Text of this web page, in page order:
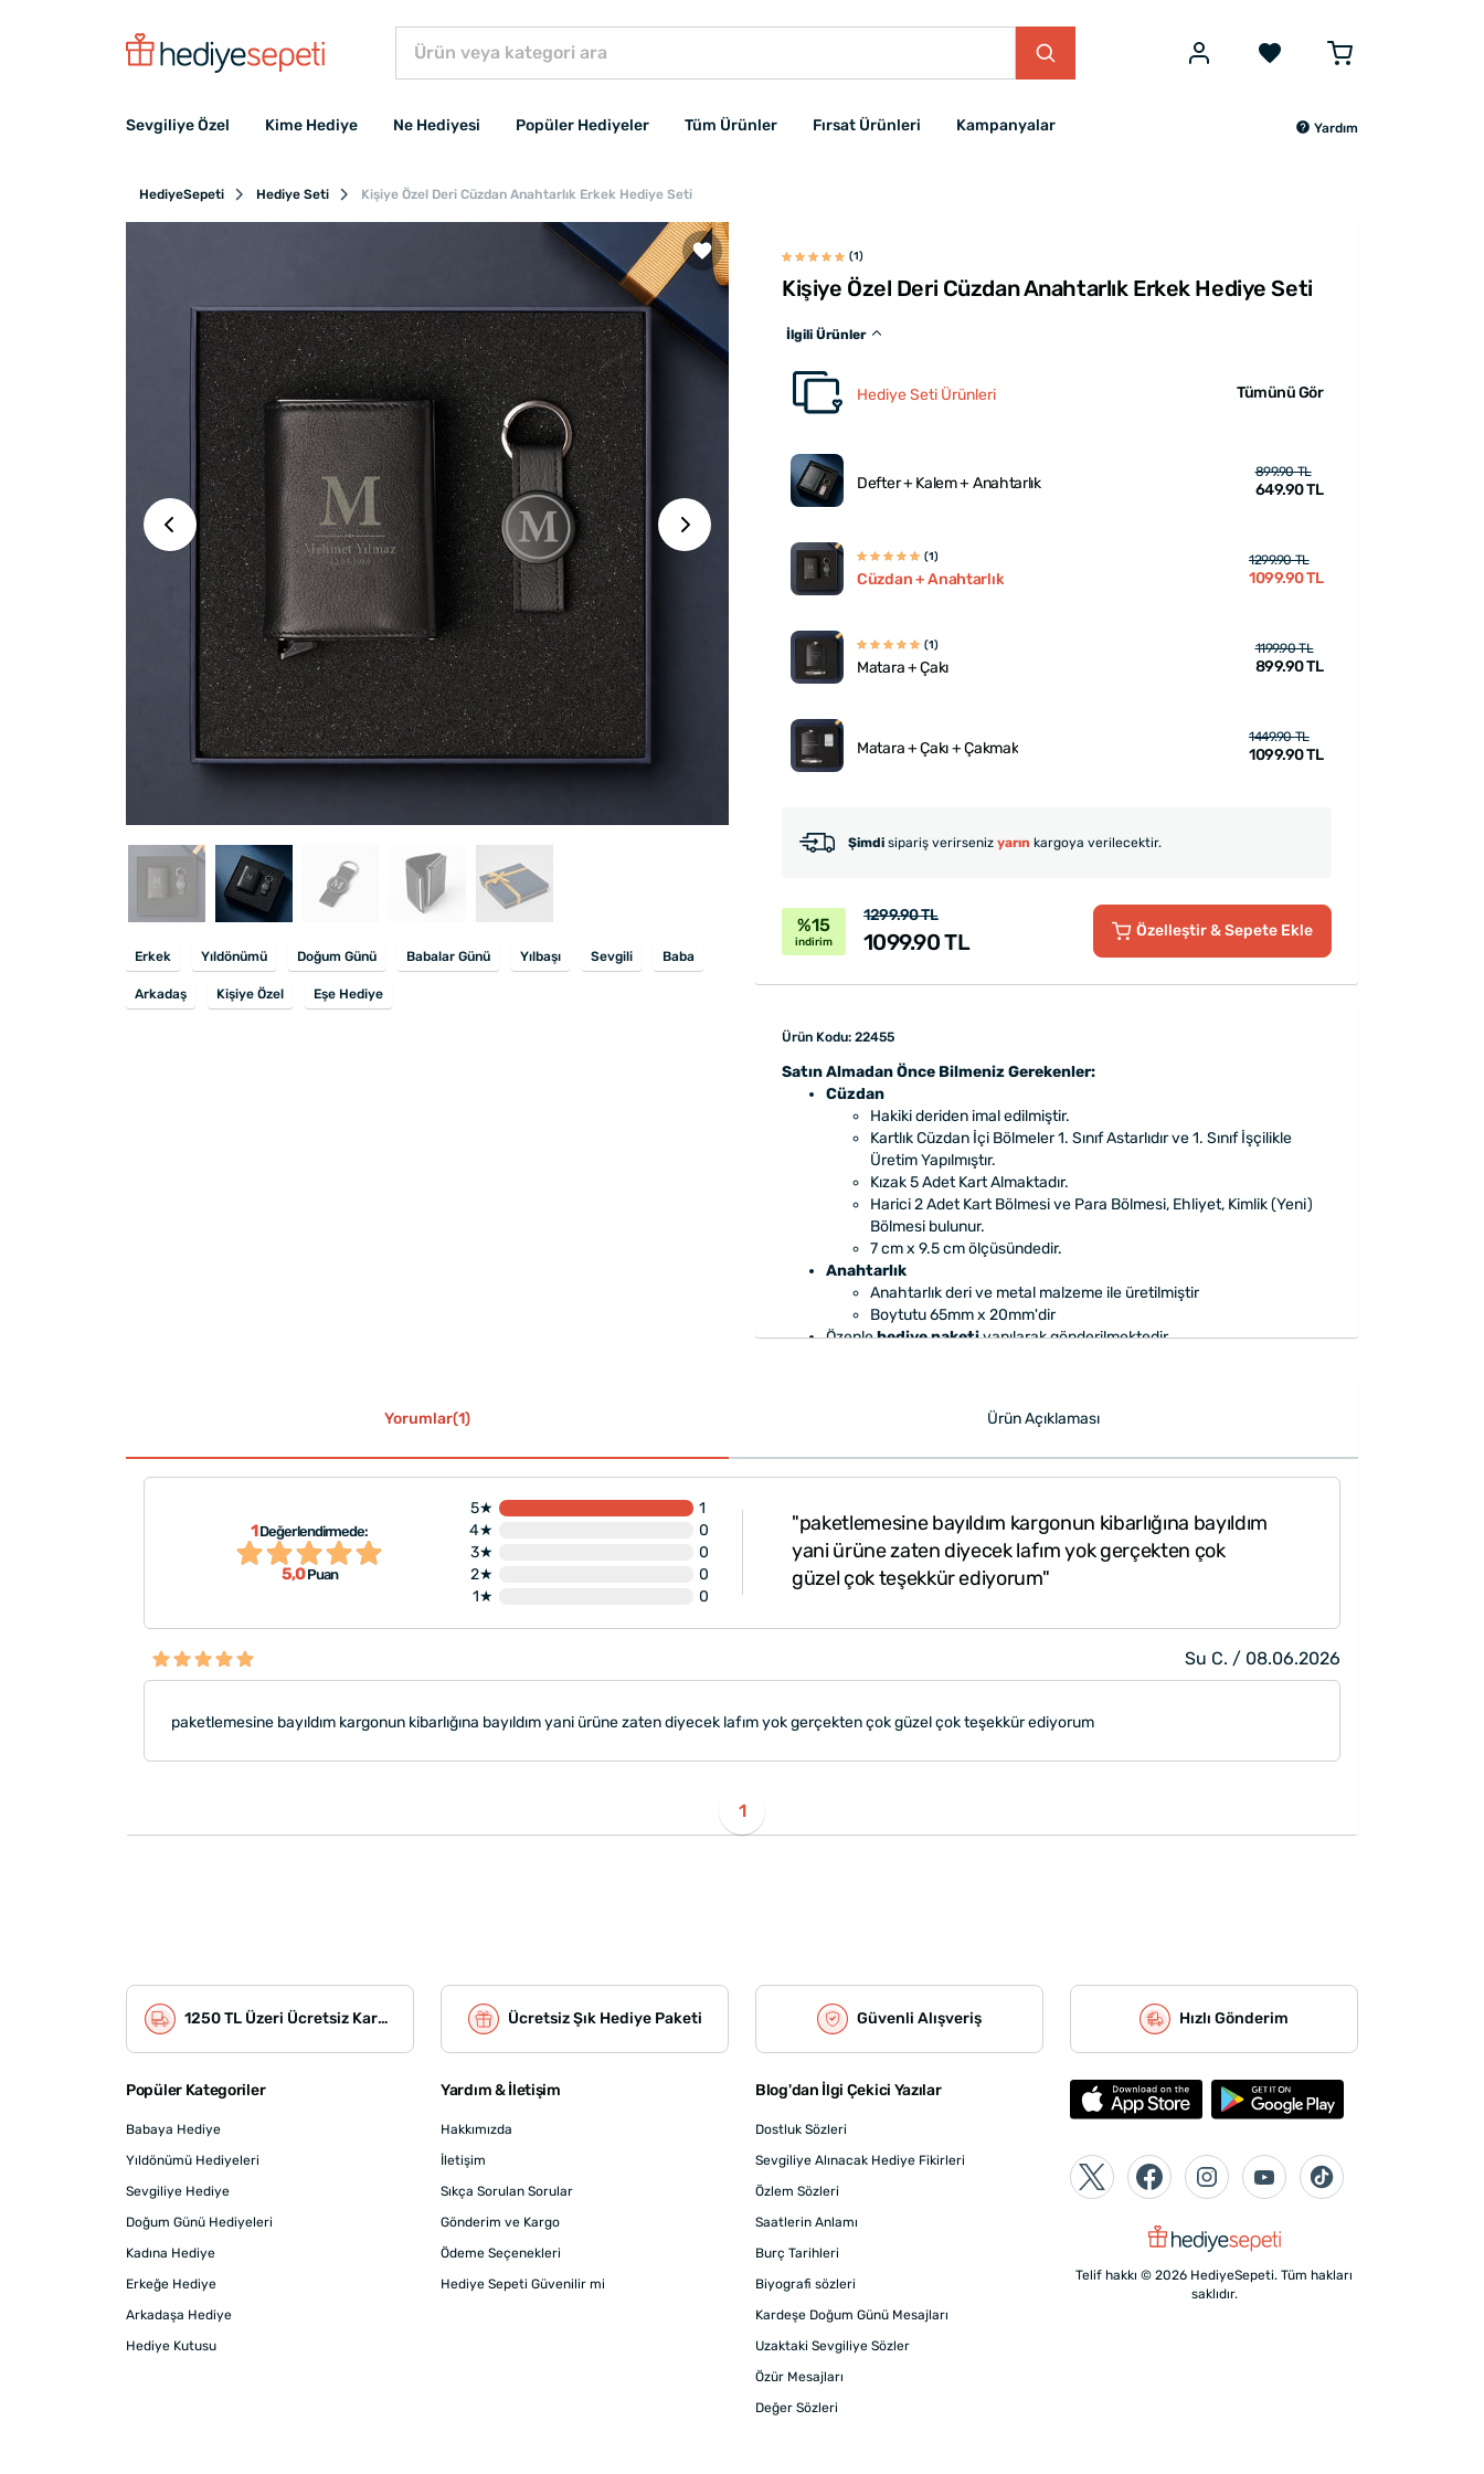
Sevgiliye Özel Kime Hediye Ne Hediyesi Popüler Hediyeler Tüm Ürünler Fırsat Ürünleri Kampanyalar Yardım
HediyeSepeti Hediye Seti Kişiye Özel Deri Cüzdan Anahtarlık Erkek Hediye Seti
Erkek Yıldönümü Doğum Günü Babalar Günü Yılbaşı Sevgili Baba
Arkadaş Kişiye Özel Eşe Hediye
(1)
Kişiye Özel Deri Cüzdan Anahtarlık Erkek Hediye Seti
İlgili Ürünler
Hediye Seti Ürünleri Tümünü Gör
Defter + Kalem + Anahtarlık
899.90 TL
649.90 TL
(1)
Cüzdan + Anahtarlık
1299.90 TL
1099.90 TL
(1)
Matara + Çakı
1199.90 TL
899.90 TL
Matara + Çakı + Çakmak
1449.90 TL
1099.90 TL
Şimdi sipariş verirseniz yarın kargoya verilecektir.
%15
indirim
1299.90 TL
1099.90 TL Özelleştir& Sepete Ekle
Ürün Kodu: 22455
Satın Almadan Önce Bilmeniz Gerekenler:
Cüzdan
Hakiki deriden imal edilmiştir.
Kartlık Cüzdan İçi Bölmeler 1. Sınıf Astarlıdır ve 1. Sınıf İşçilikle
Üretim Yapılmıştır.
Kızak 5 Adet Kart Almaktadır.
Harici 2 Adet Kart Bölmesi ve Para Bölmesi, Ehliyet, Kimlik (Yeni)
Bölmesi bulunur.
7 cm x 9.5 cm ölçüsündedir.
Anahtarlık
Anahtarlık deri ve metal malzeme ile üretilmiştir
Boytutu 65mm x 20mm'dir
Özenlehediye paketiyapılarak gönderilmektedir.
Yorumlar(1) Ürün Açıklaması
1Değerlendirmede:
5,0Puan
5★
1
4★
0
3★
0
2★
0
1★
0
"paketlemesine bayıldım kargonun kibarlığına bayıldım
yani ürüne zaten diyecek lafım yok gerçekten çok
güzel çok teşekkür ediyorum"
Su C. / 08.06.2026
paketlemesine bayıldım kargonun kibarlığına bayıldım yani ürüne zaten diyecek lafım yok gerçekten çok güzel çok teşekkür ediyorum
1
1250 TL Üzeri Ücretsiz Kargo Ücretsiz Şık Hediye Paketi Güvenli Alışveriş Hızlı Gönderim
Popüler Kategoriler
Babaya Hediye
Yıldönümü Hediyeleri
Sevgiliye Hediye
Doğum Günü Hediyeleri
Kadına Hediye
Erkeğe Hediye
Arkadaşa Hediye
Hediye Kutusu
Yardım & İletişim
Hakkımızda
İletişim
Sıkça Sorulan Sorular
Gönderim ve Kargo
Ödeme Seçenekleri
Hediye Sepeti Güvenilir mi
Blog'dan İlgi Çekici Yazılar
Dostluk Sözleri
Sevgiliye Alınacak Hediye Fikirleri
Özlem Sözleri
Saatlerin Anlamı
Burç Tarihleri
Biyografi sözleri
Kardeşe Doğum Günü Mesajları
Uzaktaki Sevgiliye Sözler
Özür Mesajları
Değer Sözleri
Telif hakkı © 2026 HediyeSepeti. Tüm hakları
saklıdır.